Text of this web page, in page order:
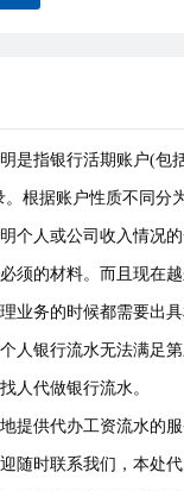
是指银行活期账户(包
根据账户性质不同分
个人或公司收入情况的
须的材料。而且现在
业务的时候都需要出
人银行流水无法满足
人代做银行流水。
提供代办工资流水的
随时联系我们，本处